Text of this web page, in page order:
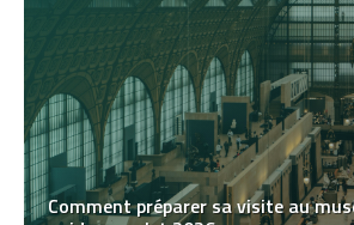
Comment préparer sa visite au